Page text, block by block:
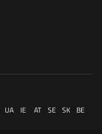
UA IE AT SE SK BE